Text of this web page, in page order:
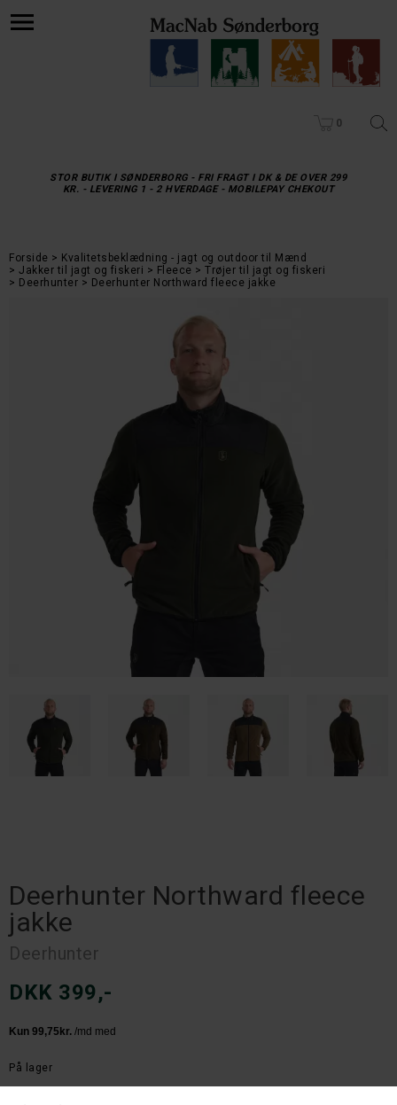
0
STOR BUTIK I SØNDERBORG - FRI FRAGT I DK & DE OVER 299
KR. - LEVERING 1 - 2 HVERDAGE - MOBILEPAY CHEKOUT
Forside
Kvalitetsbeklædning - jagt og outdoor til Mænd
Jakker til jagt og fiskeri
Fleece
Trøjer til jagt og fiskeri
Deerhunter
Deerhunter Northward fleece jakke
Deerhunter Northward fleece
jakke
Deerhunter
DKK 399,-
På lager